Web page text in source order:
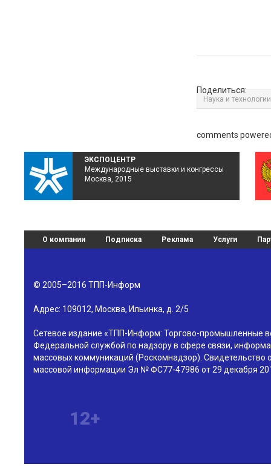
Поделиться:
Наука и технологии
comments
ЭКСПОЦЕНТР
Международные выставки и конгрессы
Москва, 2015
О компании Подписка Реклама Услуги
© 2005–2016 ТПП-Информ
Адрес: 109012, Москва, Ильинка, д. 2/5
Сетевое издание «ТПП-Информ: Торгово-промышленные
Федеральной службой по надзору в сфере связи,
массовых коммуникаций (Роскомнадзор). Свидетельство
массовой информации Эл № ФС77-47986 от 29 декабря
12+